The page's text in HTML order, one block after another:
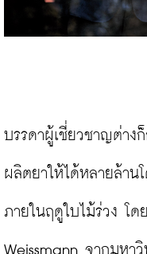
บรรดาผู้เชี่ยวชาญต่าง
ผลิตยาให้ได้หลายล้าน
ภายในฤดูใบไม้ร่วง โด
Weissmann จากมหา